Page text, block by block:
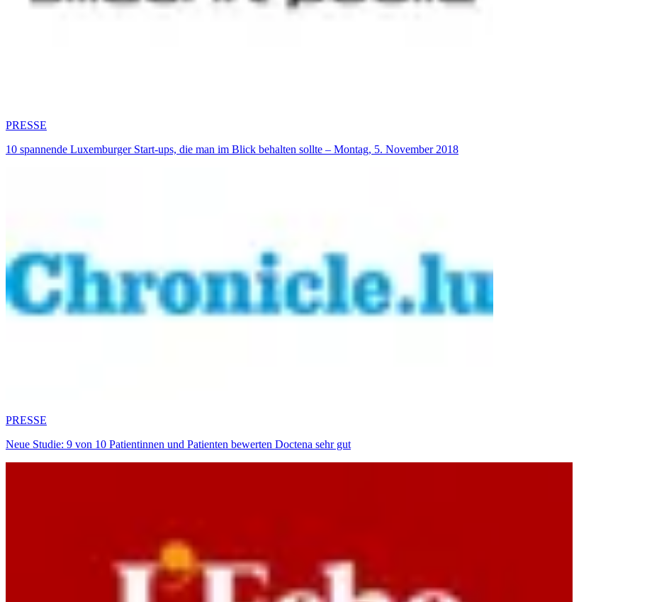
PRESSE
10 spannende Luxemburger Start-ups, die man im Blick behalten sollte – Montag, 5. November 2018
PRESSE
Neue Studie: 9 von 10 Patientinnen und Patienten bewerten Doctena sehr gut